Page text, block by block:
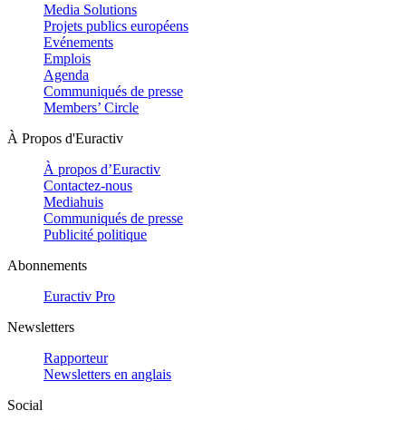
Media Solutions
Projets publics européens
Evénements
Emplois
Agenda
Communiqués de presse
Members’ Circle
À Propos d'Euractiv
À propos d’Euractiv
Contactez-nous
Mediahuis
Communiqués de presse
Publicité politique
Abonnements
Euractiv Pro
Newsletters
Rapporteur
Newsletters en anglais
Social